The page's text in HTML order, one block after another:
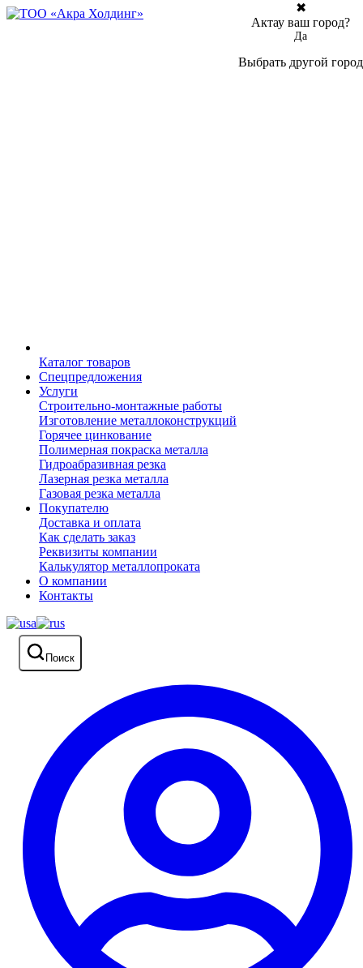
Каталог товаров
Спецпредложения
Услуги
Строительно-монтажные работы
Изготовление металлоконструкций
Горячее цинкование
Полимерная покраска металла
Гидроабразивная резка
Лазерная резка металла
Газовая резка металла
Покупателю
Доставка и оплата
Как сделать заказ
Реквизиты компании
Калькулятор металлопроката
О компании
Контакты
Поиск
✖
Актау ваш город?
Да
Выбрать другой город